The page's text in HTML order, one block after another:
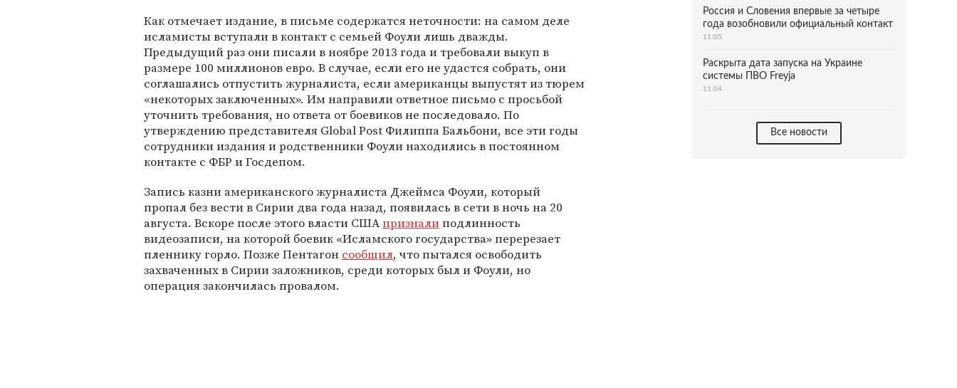
Как отмечает издание, в письме содержатся неточности: на самом деле
исламисты вступали в контакт с семьей Фоули лишь дважды.
Предыдущий раз они писали в ноябре 2013 года и требовали выкуп в
размере 100 миллионов евро. В случае, если его не удастся собрать, они
соглашались отпустить журналиста, если американцы выпустят из тюрем
«некоторых заключенных». Им направили ответное письмо с просьбой
уточнить требования, но ответа от боевиков не последовало. По
утверждению представителя Global Post Филиппа Бальбони, все эти годы
сотрудники издания и родственники Фоули находились в постоянном
контакте с ФБР и Госдепом.
Запись казни американского журналиста Джеймса Фоули, который
пропал без вести в Сирии два года назад, появилась в сети в ночь на 20
августа. Вскоре после этого власти СШАпризналиподлинность
видеозаписи, на которой боевик «Исламского государства» перерезает
пленнику горло. Позже Пентагон сообщил, что пытался освободить
захваченных в Сирии заложников, среди которых был и Фоули, но
операция закончилась провалом.
Россия и Словения впервые за четыре
года возобновили официальный контакт
11:05
Раскрыта дата запуска на Украине
системы ПВО Freyja
11:04
Все новости